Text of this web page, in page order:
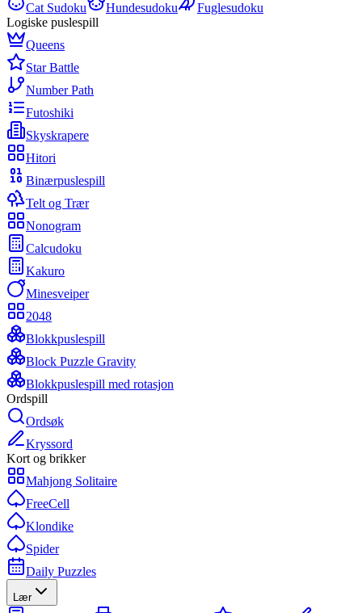
Cat Sudoku
Hundesudoku
Fuglesudoku
Logiske puslespill
Queens
Star Battle
Number Path
Futoshiki
Skyskrapere
Hitori
Binærpuslespill
Telt og Trær
Nonogram
Calcudoku
Kakuro
Minesveiper
2048
Blokkpuslespill
Block Puzzle Gravity
Blokkpuslespill med rotasjon
Ordspill
Ordsøk
Kryssord
Kort og brikker
Mahjong Solitaire
FreeCell
Klondike
Spider
Daily Puzzles
Lær